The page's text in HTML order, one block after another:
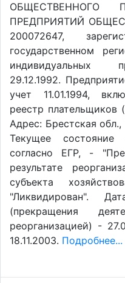
ОБЩЕСТВЕННОГО
ПРЕДПРИЯТИЙ
200072647,
государственном
индивидуальных
29.12.1992.
учет 11.01.1994,
реестр плательщиков
Адрес: Брестская обл.,
Текущее состояние
согласно ЕГР, -
результате
субъекта
"Ликвидирован".
(прекращения
реорганизацией) -
18.11.2003. Подробнее...